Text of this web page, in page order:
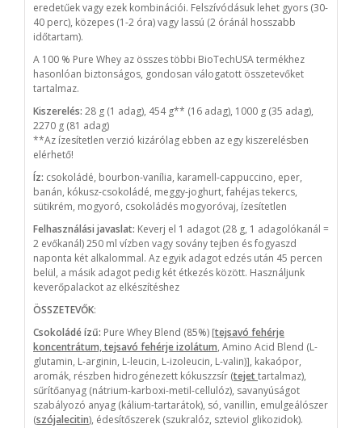
eredetűek vagy ezek kombinációi. Felszívódásuk lehet gyors (30-
40 perc), közepes (1-2 óra) vagy lassú (2 óránál hosszabb
időtartam).
A 100 % Pure Whey az összes többi BioTechUSA termékhez
hasonlóan biztonságos, gondosan válogatott összetevőket
tartalmaz.
Kiszerelés: 28 g (1 adag), 454 g** (16 adag), 1000 g (35 adag),
2270 g (81 adag)
**Az ízesítetlen verzió kizárólag ebben az egy kiszerelésben
elérhető!
Íz: csokoládé, bourbon-vanília, karamell-cappuccino, eper,
banán, kókusz-csokoládé, meggy-joghurt, fahéjas tekercs,
sütikrém, mogyoró, csokoládés mogyoróvaj, ízesítetlen
Felhasználási javaslat: Keverj el 1 adagot (28 g, 1 adagolókanál =
2 evőkanál) 250 ml vízben vagy sovány tejben és fogyaszd
naponta két alkalommal. Az egyik adagot edzés után 45 percen
belül, a másik adagot pedig két étkezés között. Használjunk
keverőpalackot az elkészítéshez
ÖSSZETEVŐK:
Csokoládé ízű: Pure Whey Blend (85%) [tejsavó fehérje
koncentrátum, tejsavó fehérje izolátum, Amino Acid Blend (L-
glutamin, L-arginin, L-leucin, L-izoleucin, L-valin)], kakaópor,
aromák, részben hidrogénezett kókuszzsír (tejettartalmaz),
sűrítőanyag (nátrium-karboxi-metil-cellulóz), savanyúságot
szabályozó anyag (kálium-tartarátok), só, vanillin, emulgeálószer
(szójalecitin), édesítőszerek (szukralóz, szteviol glikozidok).